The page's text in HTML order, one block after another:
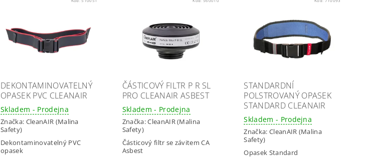
DEKONTAMINOVATELNÝ
OPASEK PVC CLEANAIR
Skladem - Prodejna
Značka: CleanAIR (Malina
Safety)
Dekontaminovatelný PVC
opasek
ČÁSTICOVÝ FILTR P R SL
PRO CLEANAIR ASBEST
Skladem - Prodejna
Značka:CleanAIR (Malina
Safety)
Částicový filtr se závitem CA
Asbest
STANDARDNÍ
POLSTROVANÝ OPASEK
STANDARD CLEANAIR
Skladem - Prodejna
Značka: CleanAIR (Malina
Safety)
Opasek Standard